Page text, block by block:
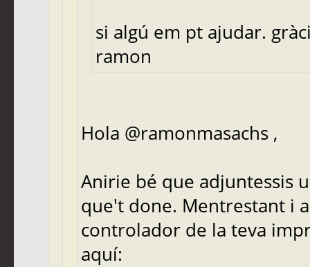
si algú em pt ajudar.
ramon
Hola @ramonmasachs ,
Anirie bé que adjuntessis
que't done. Mentrestant i
controlador de la teva
aquí: